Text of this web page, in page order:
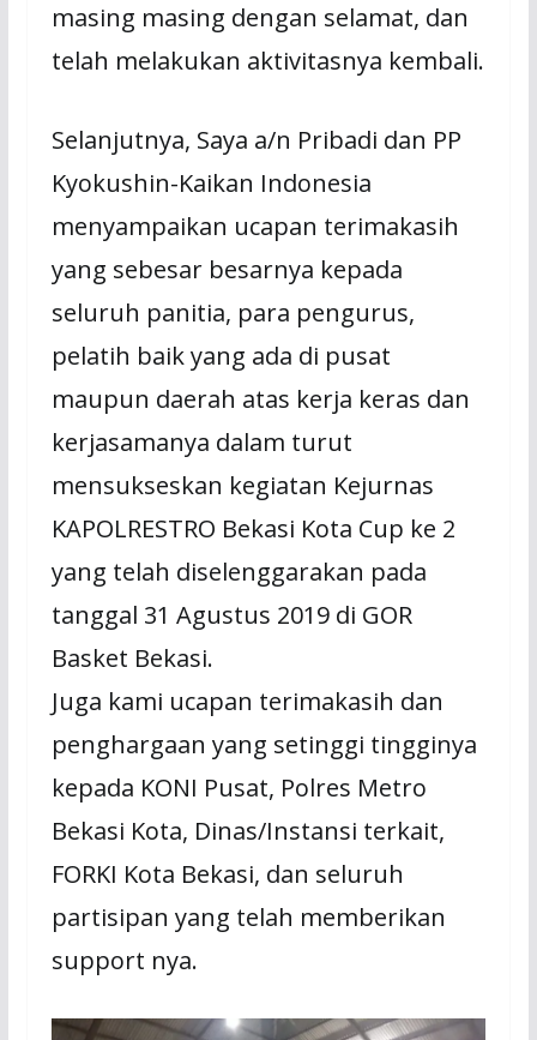
masing masing dengan selamat, dan
telah melakukan aktivitasnya kembali.
Selanjutnya, Saya a/n Pribadi dan PP
Kyokushin-Kaikan Indonesia
menyampaikan ucapan terimakasih
yang sebesar besarnya kepada
seluruh panitia, para pengurus,
pelatih baik yang ada di pusat
maupun daerah atas kerja keras dan
kerjasamanya dalam turut
mensukseskan kegiatan Kejurnas
KAPOLRESTRO Bekasi Kota Cup ke 2
yang telah diselenggarakan pada
tanggal 31 Agustus 2019 di GOR
Basket Bekasi.
Juga kami ucapan terimakasih dan
penghargaan yang setinggi tingginya
kepada KONI Pusat, Polres Metro
Bekasi Kota, Dinas/Instansi terkait,
FORKI Kota Bekasi, dan seluruh
partisipan yang telah memberikan
support nya.